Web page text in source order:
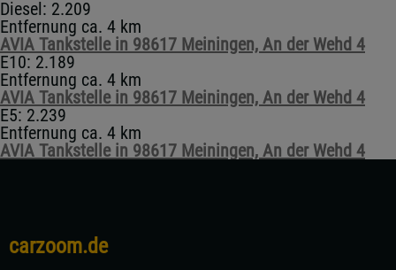
Diesel: 2.209
Entfernung ca. 4 km
AVIA Tankstelle in 98617 Meiningen, An der Wehd 4
E10: 2.189
Entfernung ca. 4 km
AVIA Tankstelle in 98617 Meiningen, An der Wehd 4
E5: 2.239
Entfernung ca. 4 km
AVIA Tankstelle in 98617 Meiningen, An der Wehd 4
carzoom.de